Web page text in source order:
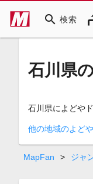
search 検索
石川県
石川県によどや
他の地域のよど
MapFan > ジャ